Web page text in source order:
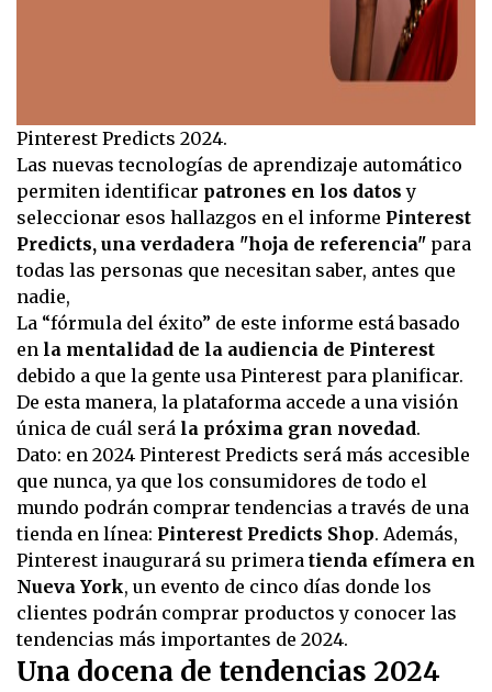
Pinterest Predicts 2024.
Las nuevas tecnologías de aprendizaje automático
permiten identificar patrones en los datos y
seleccionar esos hallazgos en el informe Pinterest
Predicts, una verdadera "hoja de referencia" para
todas las personas que necesitan saber, antes que
nadie,
La “fórmula del éxito” de este informe está basado
en la mentalidad de la audiencia de Pinterest
debido a que la gente usa Pinterest para planificar.
De esta manera, la plataforma accede a una visión
única de cuál será la próxima gran novedad.
Dato: en 2024 Pinterest Predicts será más accesible
que nunca, ya que los consumidores de todo el
mundo podrán comprar tendencias a través de una
tienda en línea: Pinterest Predicts Shop. Además,
Pinterest inaugurará su primera tienda efímera en
Nueva York, un evento de cinco días donde los
clientes podrán comprar productos y conocer las
tendencias más importantes de 2024.
Una docena de tendencias 2024